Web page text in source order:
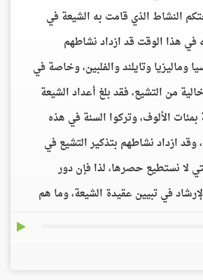
النشاط الذي قامت به الشيعة في
في هذا الوقت قد ازداد نشاطهم
وماليزيا وتايلند والفلبين، وخاصة في
من التشيع، فقد بلغ أعداد الشيعة
بمئات الألوف، وتركوا السنة في هذه
وقد ازداد نشاطهم بتذكير التشيع في
لا نستطيع حصرها، لذا فإن دور
في تبيين عقيدة الشيعة، وما هم
أن العديد ممن يخدعون المسلمين